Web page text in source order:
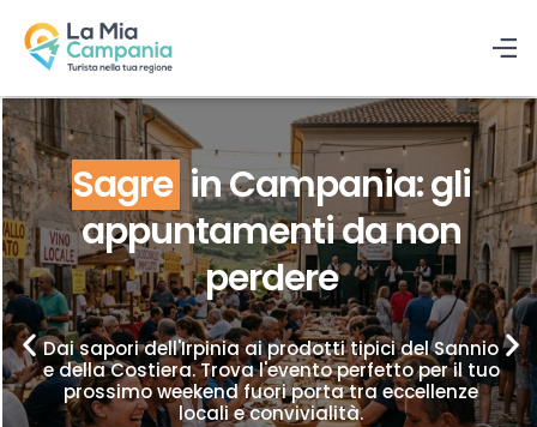
Sagre in Campania: gli
appuntamenti da non
perdere
Dai sapori dell'Irpinia ai prodotti tipici del Sannio
e della Costiera. Trova l'evento perfetto per il tuo
prossimo weekend fuori porta tra eccellenze
locali e convivialità.